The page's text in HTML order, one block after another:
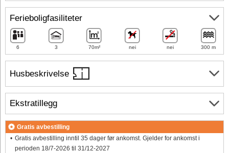
Husbeskrivelse
Ferieboligfasiliteter
6 3 70m² nei nei 300 m
Ekstratillegg
Gratis avbestilling
Gratis avbestilling inntil 35 dager før ankomst. Gjelder for ankomst i
perioden 18/7-2026 til 31/12-2027